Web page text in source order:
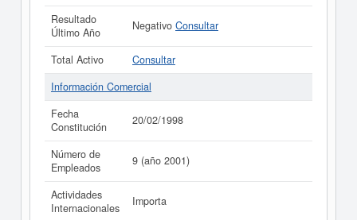
Resultado
Último Año
Negativo Consultar
Total Activo
Consultar
Información Comercial
Fecha
Constitución
20/02/1998
Número de
Empleados
9 (año 2001)
Actividades
Internacionales
Importa